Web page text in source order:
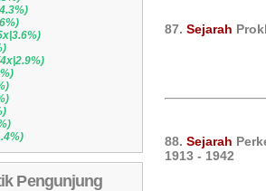
Pengunjung
87. Sejarah
88. Sejarah
1913 - 1942